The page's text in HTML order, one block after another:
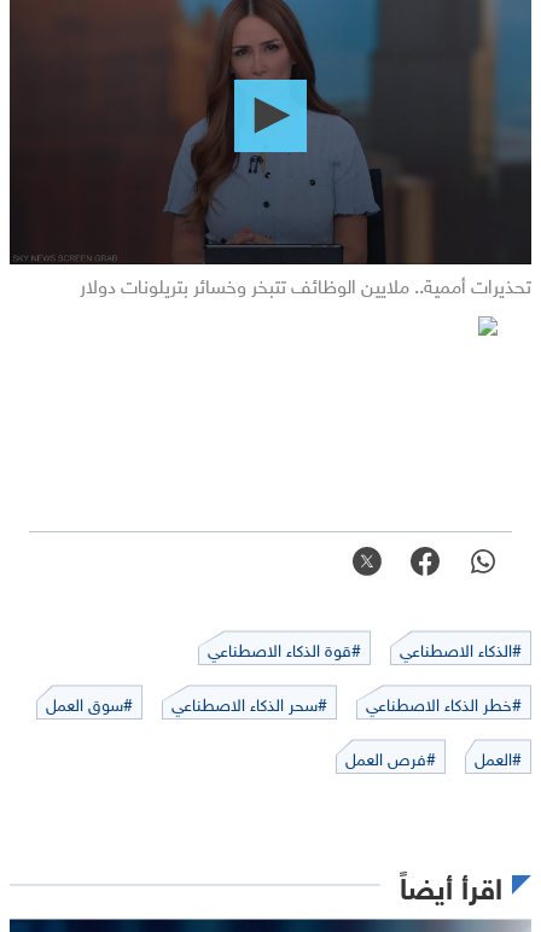
تحذيرات أممية.. ملايين الوظائف تتبخر وخسائر بتريلونات دولار
#الذكاء الاصطناعي
#قوة الذكاء الاصطناعي
#خطر الذكاء الاصطناعي
#سحر الذكاء الاصطناعي
#سوق العمل
#العمل
#فرص العمل
اقرأ أيضاً